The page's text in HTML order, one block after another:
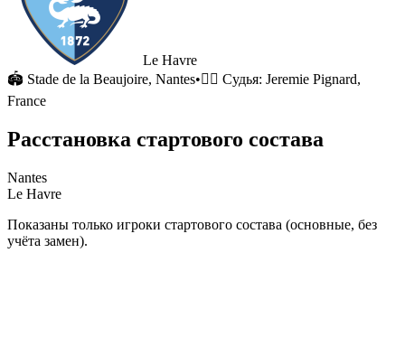
Le Havre
🏟 Stade de la Beaujoire, Nantes•🧑‍⚖️ Судья: Jeremie Pignard,
France
Расстановка стартового состава
Nantes
Le Havre
Показаны только игроки стартового состава (основные, без
учёта замен).